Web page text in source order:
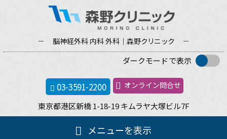
脳神経外科 内科 外科｜森野クリニック
ダークモードで表示
03-3591-2200 オンライン問合せ
東京都港区新橋 1-18-19 キムラヤ大塚ビル7F
メニューを表示